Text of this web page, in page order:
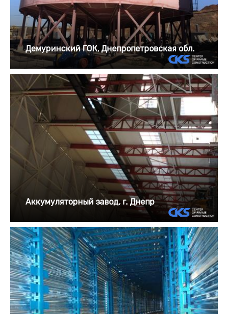
Демуринский ГОК, Днепропетровская обл.
Аккумуляторный завод, г. Днепр